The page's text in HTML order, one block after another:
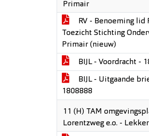
Primair
RV - Benoeming lid
Toezicht Stichting
Primair (nieuw)
BIJL - Voordracht -
BIJL - Uitgaande
1808888
11 (H) TAM
Lorentzweg e.o. -